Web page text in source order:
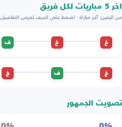
اخر 5 مباريات لكل فريق
من اليمين: آخر مباراة · اضغط على الحرف لعرض التفاصيل
خ خ ف
خ ف خ
تصويت الجمهور